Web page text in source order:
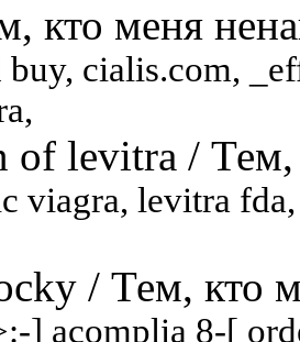
кто меня
cialis.com,
of levitra / Тем,
viagra, levitra
/ Тем, кто
] acomplia 8-[